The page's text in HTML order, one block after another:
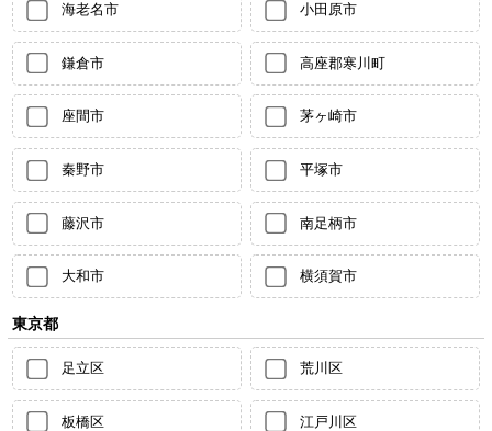
海老名市 小田原市
鎌倉市 高座郡寒川町
座間市 茅ヶ崎市
秦野市 平塚市
藤沢市 南足柄市
大和市 横須賀市
東京都
足立区 荒川区
板橋区 江戸川区